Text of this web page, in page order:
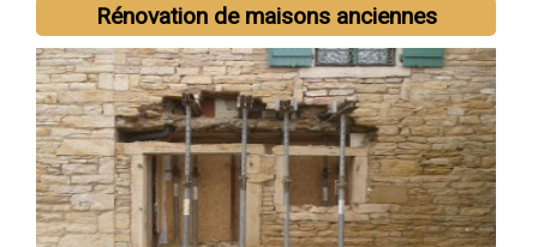
Rénovation de maisons anciennes